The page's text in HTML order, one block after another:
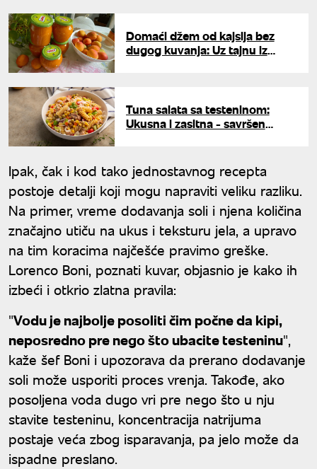
Domaći džem od kajsija bez
dugog kuvanja: Uz tajnu iz
Tuna salata sa testeninom:
Ukusna i zasitna - savršen
Ipak, čak i kod tako jednostavnog recepta
postoje detalji koji mogu napraviti veliku razliku.
Na primer, vreme dodavanja soli i njena količina
značajno utiču na ukus i teksturu jela, a upravo
na tim koracima najčešće pravimo greške.
Lorenco Boni, poznati kuvar, objasnio je kako ih
izbeći i otkrio zlatna pravila:
"Vodu je najbolje posoliti čim počne da kipi,
neposredno pre nego što ubacite testeninu",
kaže šef Boni i upozorava da prerano dodavanje
soli može usporiti proces vrenja. Takođe, ako
posoljena voda dugo vri pre nego što u nju
stavite testeninu, koncentracija natrijuma
postaje veća zbog isparavanja, pa jelo može da
ispadne preslano.